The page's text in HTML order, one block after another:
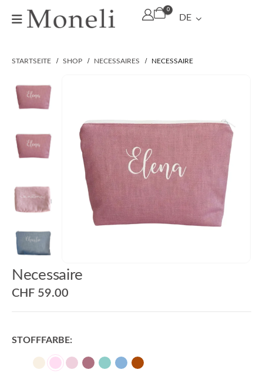
0
DE
STARTSEITE SHOP NECESSAIRES NECESSAIRE
Necessaire
CHF 59.00
STOFFFARBE